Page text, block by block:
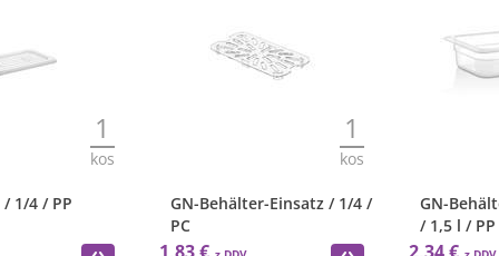
GN-Behälter-Einsatz / 1/4 /
GN-Behälter / 1/4 / 65 mm